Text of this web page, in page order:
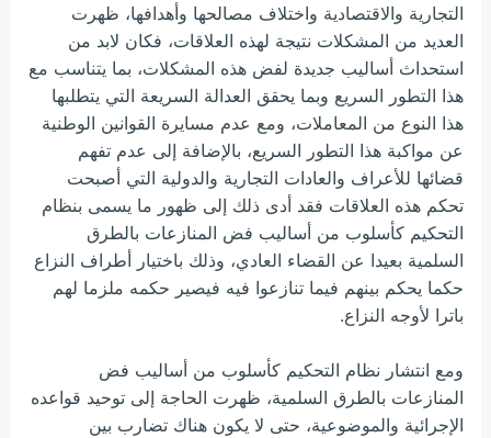
التجارية والاقتصادية واختلاف مصالحها وأهدافها، ظهرت
العديد من المشكلات نتيجة لهذه العلاقات، فكان لابد من
استحداث أساليب جديدة لفض هذه المشكلات، بما يتناسب مع
هذا التطور السريع وبما يحقق العدالة السريعة التي يتطلبها
هذا النوع من المعاملات، ومع عدم مسايرة القوانين الوطنية
عن مواكبة هذا التطور السريع، بالإضافة إلى عدم تفهم
قضائها للأعراف والعادات التجارية والدولية التي أصبحت
تحكم هذه العلاقات فقد أدى ذلك إلى ظهور ما يسمى بنظام
التحكيم كأسلوب من أساليب فض المنازعات بالطرق
السلمية بعيدا عن القضاء العادي، وذلك باختيار أطراف النزاع
حكما يحكم بينهم فيما تنازعوا فيه فيصير حكمه ملزما لهم
باترا لأوجه النزاع.
ومع انتشار نظام التحكيم كأسلوب من أساليب فض
المنازعات بالطرق السلمية، ظهرت الحاجة إلى توحيد قواعده
الإجرائية والموضوعية، حتى لا يكون هناك تضارب بين